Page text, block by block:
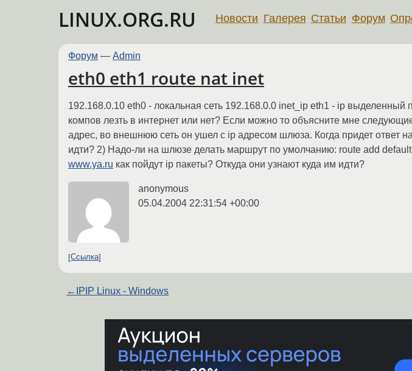
LINUX.ORG.RU Новости Галерея Статьи Форум
Форум — Admin
eth0 eth1 route nat inet
192.168.0.10 eth0 - локальная сеть 192.168.0.0 inet_ip eth1 - ip
компов лезть в интернет или нет? Если можно то объясните мне
адрес, во внешнюю сеть он ушел с ip адресом шлюза. Когда придет ответ
идти? 2) Надо-ли на шлюзе делать маршрут по умолчанию: route add
www.ya.ru как пойдут ip пакеты? Откуда они узнают куда им идти?
anonymous
05.04.2004 22:31:54 +00:00
Ссылка
← IPIP Linux - Windows